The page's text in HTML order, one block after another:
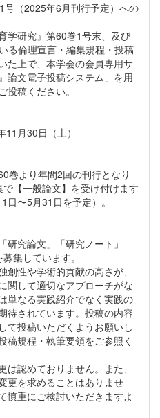
号（2025年6月刊行予定）への
学研究』第60巻1号末、及び
る倫理宣言・編集規程・投稿
た上で、本学会の会員専用サ
論文電子投稿システム」を用
投稿ください。
月30日（土）
巻より年間2回の刊行となり
【一般論文】を受け付けます
日〜5月31日を予定）。
究論文」「研究ノート」
集しています。
性や学術的貢献の高さが、
関して適切なアプローチがな
単なる実践紹介でなく実践の
待されています。投稿の内容
て投稿いただくようお願いし
稿規程・執筆要領をご参照く
認めておりません。また、
更を求めることはありませ
慎重にご検討いただきますよ